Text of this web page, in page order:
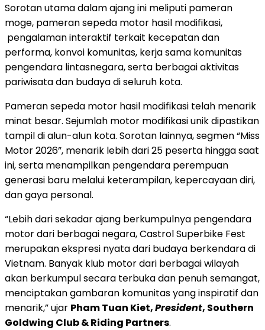
Sorotan utama dalam ajang ini meliputi pameran
moge, pameran sepeda motor hasil modifikasi,
pengalaman interaktif terkait kecepatan dan
performa, konvoi komunitas, kerja sama komunitas
pengendara lintasnegara, serta berbagai aktivitas
pariwisata dan budaya di seluruh kota.
Pameran sepeda motor hasil modifikasi telah menarik
minat besar. Sejumlah motor modifikasi unik dipastikan
tampil di alun-alun kota. Sorotan lainnya, segmen “Miss
Motor 2026”, menarik lebih dari 25 peserta hingga saat
ini, serta menampilkan pengendara perempuan
generasi baru melalui keterampilan, kepercayaan diri,
dan gaya personal.
“Lebih dari sekadar ajang berkumpulnya pengendara
motor dari berbagai negara, Castrol Superbike Fest
merupakan ekspresi nyata dari budaya berkendara di
Vietnam. Banyak klub motor dari berbagai wilayah
akan berkumpul secara terbuka dan penuh semangat,
menciptakan gambaran komunitas yang inspiratif dan
menarik,” ujar Pham Tuan Kiet,President, Southern
Goldwing Club & Riding Partners.